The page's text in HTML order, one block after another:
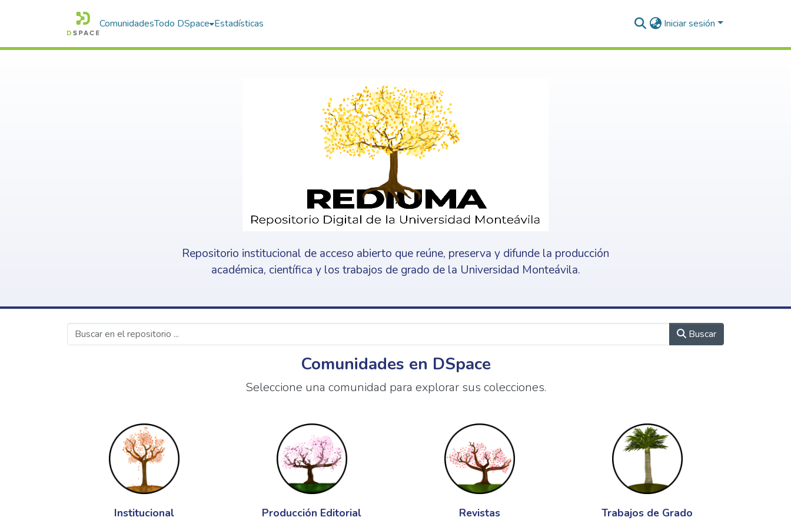
ComunidadesTodo DSpace Estadísticas Iniciar sesión
Repositorio institucional de acceso abierto que reúne, preserva y difunde la producción
académica, científica y los trabajos de grado de la Universidad Monteávila.
Buscar
Comunidades en DSpace
Seleccione una comunidad para explorar sus colecciones.
Institucional Producción Editorial Revistas Trabajos de Grado